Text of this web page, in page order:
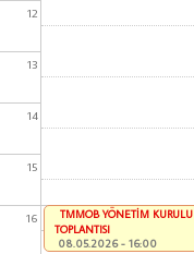
12
13
14
15
16
TMMOB YÖNETİM KURULU
TOPLANTISI
08.05.2026 - 16:00